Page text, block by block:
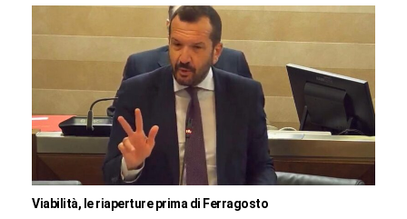
Viabilità, le riaperture prima di Ferragosto